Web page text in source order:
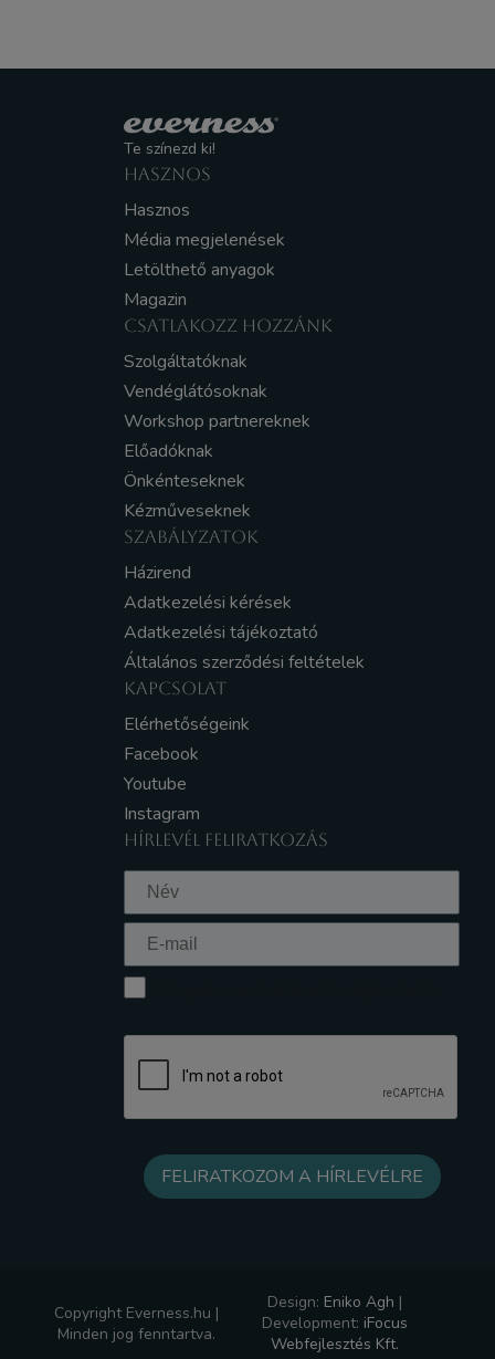
Te színezd ki!
HASZNOS
Hasznos
Média megjelenések
Letölthető anyagok
Magazin
CSATLAKOZZ HOZZÁNK
Szolgáltatóknak
Vendéglátósoknak
Workshop partnereknek
Előadóknak
Önkénteseknek
Kézműveseknek
SZABÁLYZATOK
Házirend
Adatkezelési kérések
Adatkezelési tájékoztató
Általános szerződési feltételek
KAPCSOLAT
Elérhetőségeink
Facebook
Youtube
Instagram
HÍRLEVÉL FELIRATKOZÁS
Copyright Everness.hu |
Minden jog fenntartva.
Design: Eniko Agh |
Development: iFocus
Webfejlesztés Kft.